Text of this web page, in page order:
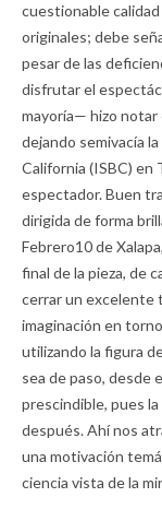
cuestionable
originales; debe
pesar de las
disfrutar el
mayoría— hizo notar
dejando semivacía
California (ISBC) en
espectador. Buen
dirigida de forma
Febrero10 de
final de la pieza, de
cerrar un excelente
imaginación en
utilizando la figura
sea de paso, desde
prescindible, pues
después. Ahí nos
una motivación
ciencia vista de la